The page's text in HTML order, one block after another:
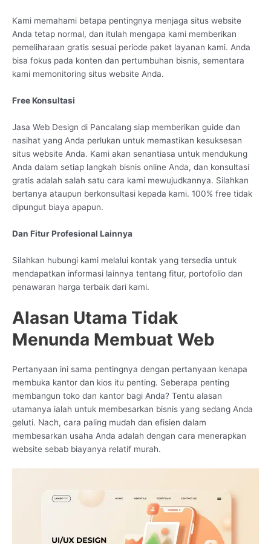
Kami memahami betapa pentingnya menjaga situs website
Anda tetap normal, dan itulah mengapa kami memberikan
pemeliharaan gratis sesuai periode paket layanan kami. Anda
bisa fokus pada konten dan pertumbuhan bisnis, sementara
kami memonitoring situs website Anda.
Free Konsultasi
Jasa Web Design di Pancalang siap memberikan guide dan
nasihat yang Anda perlukan untuk memastikan kesuksesan
situs website Anda. Kami akan senantiasa untuk mendukung
Anda dalam setiap langkah bisnis online Anda, dan konsultasi
gratis adalah salah satu cara kami mewujudkannya. Silahkan
bertanya ataupun berkonsultasi kepada kami. 100% free tidak
dipungut biaya apapun.
Dan Fitur Profesional Lainnya
Silahkan hubungi kami melalui kontak yang tersedia untuk
mendapatkan informasi lainnya tentang fitur, portofolio dan
penawaran harga terbaik dari kami.
Alasan Utama Tidak
Menunda Membuat Web
Pertanyaan ini sama pentingnya dengan pertanyaan kenapa
membuka kantor dan kios itu penting. Seberapa penting
membangun toko dan kantor bagi Anda? Tentu alasan
utamanya ialah untuk membesarkan bisnis yang sedang Anda
geluti. Nach, cara paling mudah dan efisien dalam
membesarkan usaha Anda adalah dengan cara menerapkan
website sebab biayanya relatif murah.